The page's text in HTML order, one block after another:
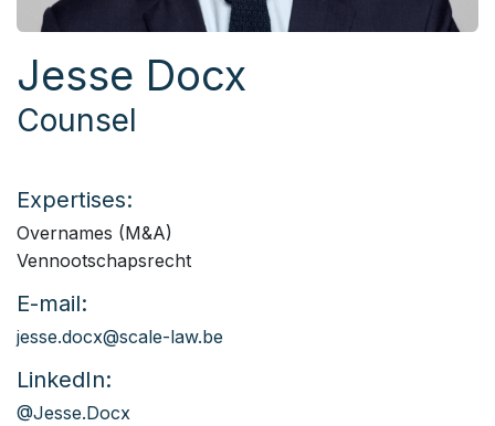
Jesse Docx
Counsel
Expertises:
Overnames (M&A)
Vennootschapsrecht
E-mail:
jesse.docx@scale-law.be
LinkedIn:
@Jesse.Docx